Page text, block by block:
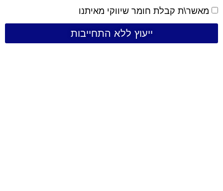
מאשר\ת קבלת חומר שיווקי מאיתנו
ייעוץ ללא התחייבות